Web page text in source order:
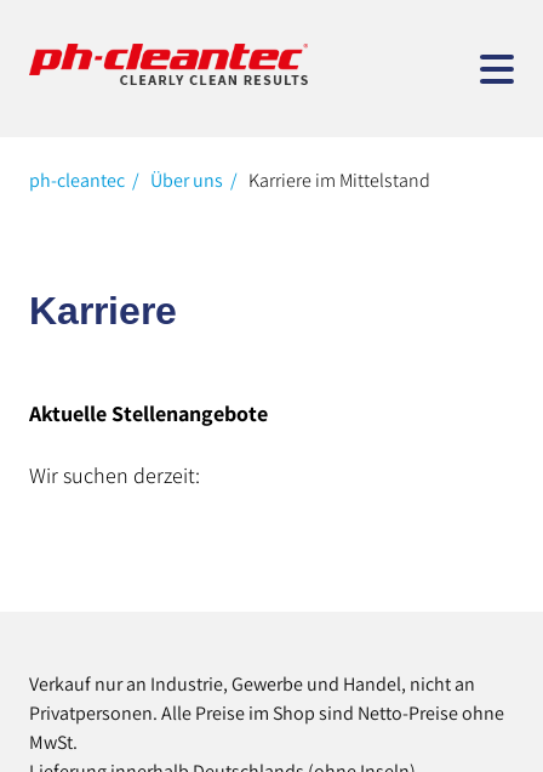
ph-cleantec Über uns Karriere im Mittelstand
Karriere
Aktuelle Stellenangebote
Wir suchen derzeit:
Verkauf nur an Industrie, Gewerbe und Handel, nicht an
Privatpersonen. Alle Preise im Shop sind Netto-Preise ohne
MwSt.